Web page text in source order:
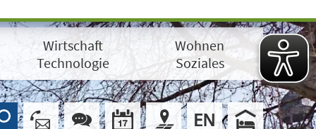
Wirtschaft
Technologie
Wohnen
Soziales